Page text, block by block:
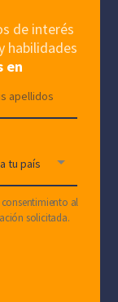
de interés
habilidades
en
al
solicitada.